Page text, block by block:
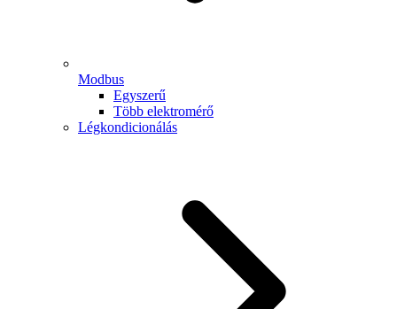
Modbus
Egyszerű
Több elektromérő
Légkondicionálás